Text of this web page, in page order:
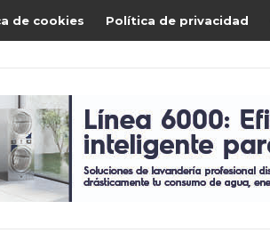
de cookies Política de privacidad